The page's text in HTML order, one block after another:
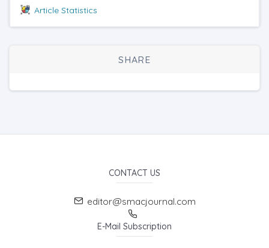
Article Statistics
SHARE
CONTACT US
editor@smacjournal.com
E-Mail Subscription